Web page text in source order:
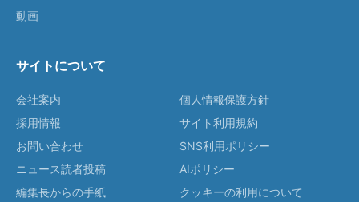
動画
サイトについて
会社案内
採用情報
お問い合わせ
ニュース読者投稿
編集長からの手紙
個人情報保護方針
サイト利用規約
SNS利用ポリシー
AIポリシー
クッキーの利用について